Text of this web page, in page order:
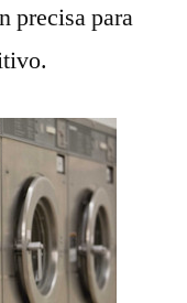
precisa para